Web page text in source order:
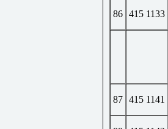
86 415 1133
87 415 1141